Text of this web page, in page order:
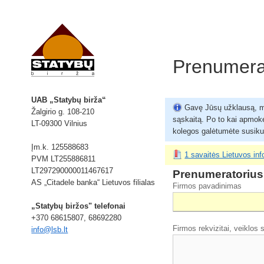
UAB „Statybų birža“
Žalgirio g. 108-210
LT-09300 Vilnius
Įm.k. 125588683
PVM LT255886811
LT297290000011467617
AS „Citadele banka“ Lietuvos filialas
„Statybų biržos" telefonai
+370 68615807, 68692280
info@lsb.lt
Gavę Jūsų užklausą,
sąskaitą. Po to kai
kolegos galėtumėte
1 savaitės Lietuvos
Prenumeratorius
Firmos pavadinimas
Firmos rekvizitai, veiklos